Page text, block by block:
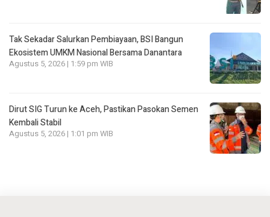
Tak Sekadar Salurkan Pembiayaan, BSI Bangun
Ekosistem UMKM Nasional Bersama Danantara
Agustus 5, 2026 | 1:59 pm WIB
Dirut SIG Turun ke Aceh, Pastikan Pasokan Semen
Kembali Stabil
Agustus 5, 2026 | 1:01 pm WIB